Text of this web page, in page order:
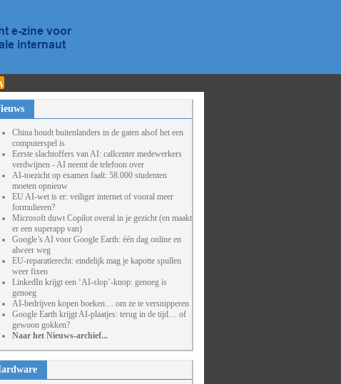
China houdt buitenlanders in de gaten alsof het een
computerspel is
Eerste slachtoffers van AI: callcenter medewerkers
verdwijnen - AI neemt de telefoon over
AI-toezicht op examen faalt: 58.000 studenten
moeten opnieuw
EU AI-wet is er: veiliger internet of vooral meer
formulieren?
Microsoft duwt Copilot overal in je gezicht (en maakt
er een superapp van)
Google’s AI voor Google Earth: één dag online en
alweer weg
EU-reparatierecht: eindelijk mag je kapotte spullen
weer fixen
LinkedIn krijgt een ‘AI-slop’-knop: genoeg is
genoeg
AI-bedrijven kopen boeken… om ze te versnipperen
Google Earth krijgt AI-plaatjes: terug in de tijd… of
gewoon gokken?
Naar het Nieuws-archief...